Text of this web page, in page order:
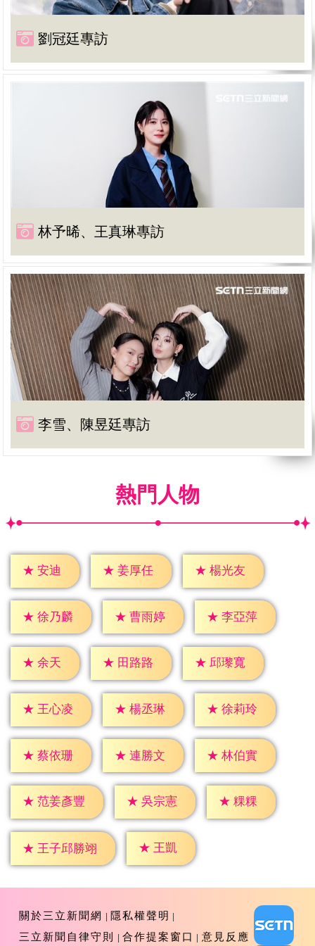
劉冠廷專訪
林予晞、王真琳專訪
李雪、陳昱廷專訪
熱門人物
★ 安迪 ★ 姜厚任 ★ 楊光友
★ 徐乃麟 ★ 曹雨婷 ★ 李亞萍
★ 余天 ★ 田路路 ★ 邱瓈寬
★ 王心凌 ★ 楊丞琳 ★ 徐莉玲
★ 蔡依珊 ★ 連勝文 ★ 林伯實
★ 范姜彥豐 ★ 吳宗憲 ★ 粿粿
★ 王子邱勝翊 ★ 王凱
關於三立新聞網
隱私權聲明
三立新聞自律守則
合作提案窗口 意見反應